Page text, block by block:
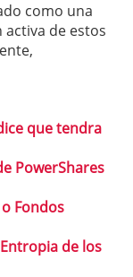
como una
de estos
que tendra
PowerShares
Fondos
de los